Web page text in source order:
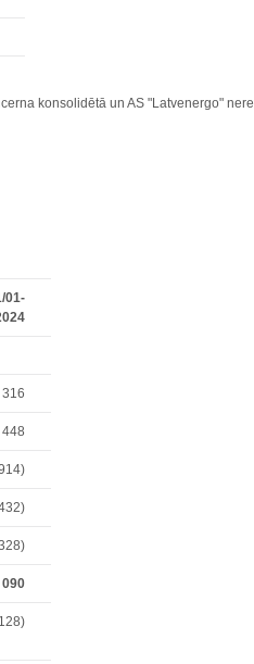
konsolidētā un AS "Latvenergo"
01-
448
090